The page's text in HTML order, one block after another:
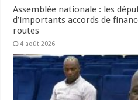
Assemblée nationale : les
d’importants accords de
routes
4 août 2026